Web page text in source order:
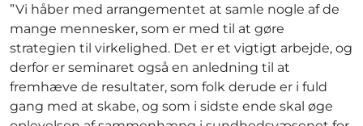
”Vi håber med arrangementet at samle nogle af de
mange mennesker, som er med til at gøre
strategien til virkelighed. Det er et vigtigt arbejde, og
derfor er seminaret også en anledning til at
fremhæve de resultater, som folk derude er i fuld
gang med at skabe, og som i sidste ende skal øge